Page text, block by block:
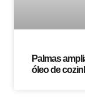
Palmas
óleo de